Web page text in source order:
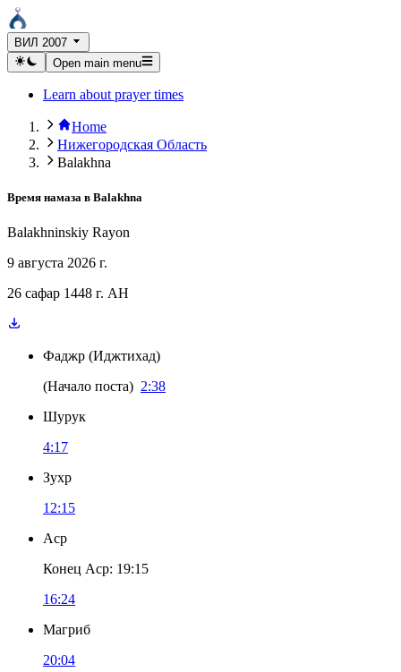
ВИЛ 2007
Open main menu
Learn about prayer times
Home
Нижегородская Область
Balakhna
Время намаза в Balakhna
Balakhninskiy Rayon
9 августа 2026 г.
26 сафар 1448 г. AH
Фаджр (Иджтихад)
(Начало поста) 2:38
Шурук
4:17
Зухр
12:15
Аср
Конец Аср: 19:15
16:24
Магриб
20:04